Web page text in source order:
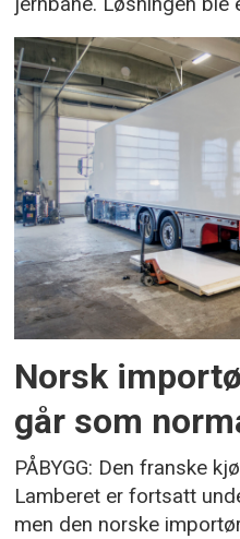
Norsk
går som
PÅBYGG: Den franske
Lamberet er fortsatt
men den norske